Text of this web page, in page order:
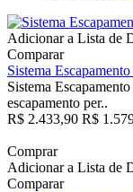
Adicionar a Lista de
Comparar
Sistema
Sistema
escapamento per..
R$ 2.433,90 R$
Comprar
Adicionar a Lista de
Comparar